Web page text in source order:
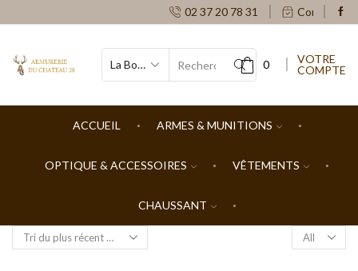
02 37 20 78 31 Contacts
SEARCH
0
VOTRE
COMPTE
ACCUEIL ARMES & MUNITIONS
OPTIQUE & ACCESSOIRES VÊTEMENTS
CHAUSSANT
Products
per